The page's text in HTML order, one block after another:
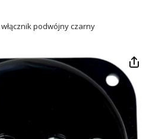
podwójny czarny